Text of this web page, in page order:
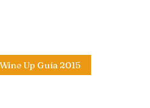
Wine Up Guía 2015